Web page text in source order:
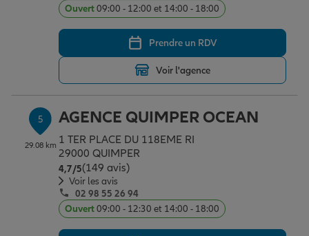
Ouvert09:00 - 12:00 et 14:00 - 18:00
Prendre un RDV
Voir l'agence
5
29.08 km
AGENCE QUIMPER OCEAN
1 TER PLACE DU 118EME RI
29000 QUIMPER
4,7/5Note de 4.7 sur 5
(149 avis)
Voir les avis
02 98 55 26 94
Ouvert09:00 - 12:30 et 14:00 - 18:00